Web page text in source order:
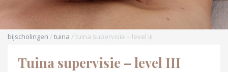
bijscholingen / tuina / tuina supervisie – level iii
Tuina supervisie – level III